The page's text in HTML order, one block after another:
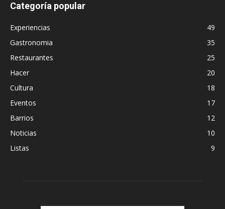
Categoría popular
Experiencias
49
Gastronomia
35
Restaurantes
25
Hacer
20
Cultura
18
Eventos
17
Barrios
12
Noticias
10
Listas
9